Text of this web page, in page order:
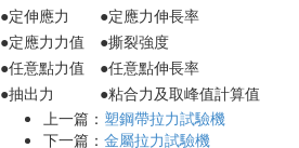
●定伸應力 ●定應力伸長率
●定應力力值 ●撕裂強度
●任意點力值 ●任意點伸長率
●抽出力 ●粘合力及取峰值計算值
上一篇： 塑鋼帶拉力試驗機
下一篇： 金屬拉力試驗機